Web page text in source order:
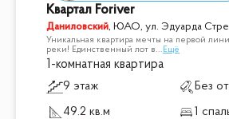
Квартал Foriver
Даниловский, ЮАО, ул. Эдуарда
Уникальная квартира мечты на первой
реки! Единственный лот в... Ещё
1-комнатная квартира
9 этаж
Без
49.2 кв.м
1